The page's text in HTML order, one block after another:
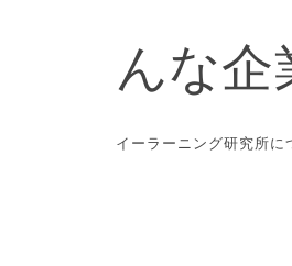
んな企
イーラーニング研究所に